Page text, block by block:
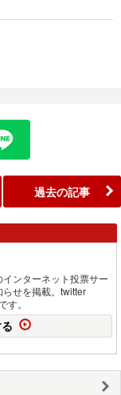
過去の記事
ンターネット投票サー
らせを掲載。twitter
。